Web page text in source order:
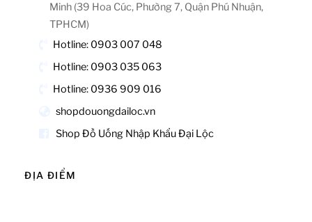
Minh (39 Hoa Cúc, Phường 7, Quận Phú Nhuận,
TPHCM)
Hotline: 0903 007 048
Hotline: 0903 035 063
Hotline: 0936 909 016
shopdouongdailoc.vn
Shop Đồ Uống Nhập Khẩu Đại Lộc
ĐỊA ĐIỂM